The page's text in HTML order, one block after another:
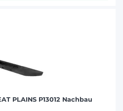
PLAINS P13012 Nachbau